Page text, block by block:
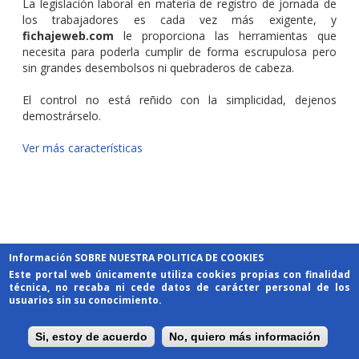
La legislación laboral en materia de registro de jornada de
los trabajadores es cada vez más exigente, y
fichajeweb.com le proporciona las herramientas que
necesita para poderla cumplir de forma escrupulosa pero
sin grandes desembolsos ni quebraderos de cabeza.
El control no está reñido con la simplicidad, dejenos
demostrárselo.
Ver más características
©2025 - Nroot Madrid S.L. - Todos los derechos reservados |
Política de privacidad-Aviso Legal-Condiciones de
contratacion- Política de cookies
Desktop Version Only
Información SOBRE NUESTRA POLITICA DE COOKIES
Este portal web únicamente utiliza cookies propias con finalidad
técnica, no recaba ni cede datos de carácter personal de los
usuarios sin su conocimiento.
Si, estoy de acuerdo No, quiero más información